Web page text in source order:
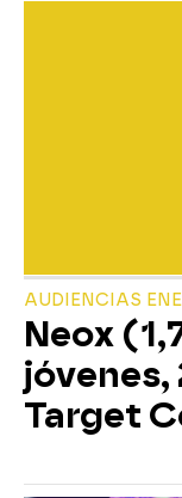
AUDIENCIAS
Neox
jóvenes,
Target